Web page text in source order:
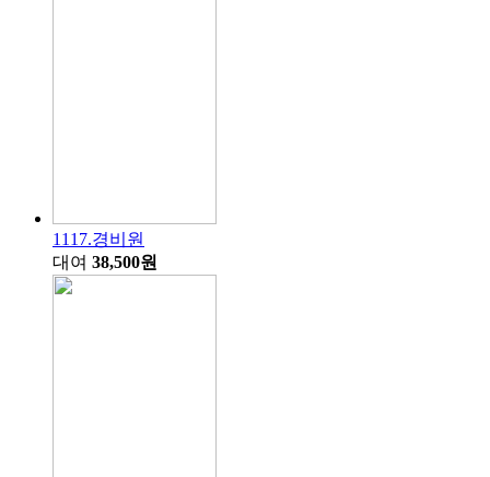
1117.경비원
대여 38,500원